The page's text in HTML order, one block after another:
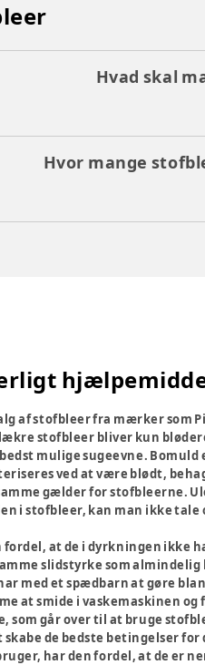
Hvad skal
Hvor mange
af stofbleer fra mærker som
stofbleer bliver kun
mulige sugeevne.
ved at være blødt,
gælder for stofbleerne.
i stofbleer, kan man ikke
at de i dyrkningen
slidstyrke som
med et spædbarn at gøre
at smide i vaskemaskinen
som går over til at bruge
de bedste betingelser
har den fordel, at de er